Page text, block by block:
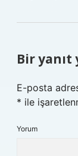
Bir yanıt
E-posta
* ile
Yorum